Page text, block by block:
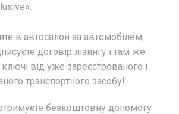
в автосалон за автомобілем,
договір лізингу і там же
від уже зареєстрованого і
транспортного засобу!
безкоштовну допомогу